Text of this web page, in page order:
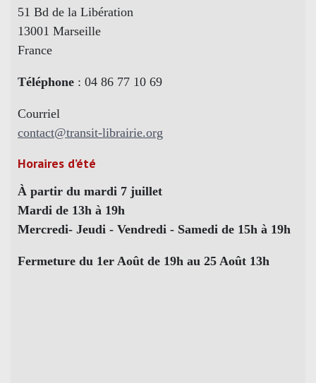
51 Bd de la Libération
13001 Marseille
France
Téléphone : 04 86 77 10 69
Courriel
contact@transit-librairie.org
Horaires d’été
À partir du mardi 7 juillet
Mardi de 13h à 19h
Mercredi- Jeudi - Vendredi - Samedi de 15h à 19h
Fermeture du 1er Août de 19h au 25 Août 13h